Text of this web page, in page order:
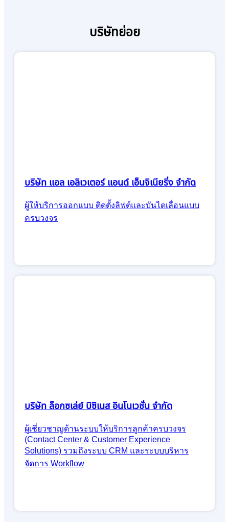
บริษัทย่อย
บริษัท แอล เอลิเวเตอร์ แอนด์ เอ็นจิเนียริ่ง จำกัด
ผู้ให้บริการออกแบบ ติดตั้งลิฟต์และบันไดเลื่อนแบบ
ครบวงจร
บริษัท ล็อกซเล่ย์ บิซิเนส อินโนเวชั่น จำกัด
ผู้เชี่ยวชาญด้านระบบให้บริการลูกค้าครบวงจร
(Contact Center & Customer Experience
Solutions) รวมถึงระบบ CRM และระบบบริหาร
จัดการ Workflow